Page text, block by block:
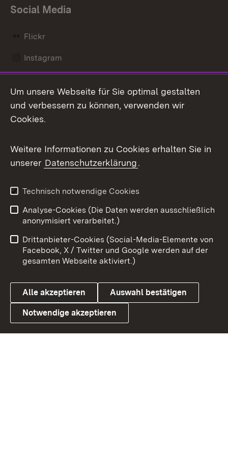
Social Media
Flickr
Instagram
Mastodon
Messenger
Social Wall
X / Twitter
Youtube
Link zum Landesportal
Benutzungshinweise
Barrierefreiheit
Datenschutz
Cookies
Um unsere Webseite für Sie optimal gestalten
und verbessern zu können, verwenden wir
Cookies.
Weitere Informationen zu Cookies erhalten Sie in
unserer Datenschutzerklärung.
Technisch notwendige Cookies
Analyse-Cookies (Die Daten werden ausschließlich
anonymisiert verarbeitet.)
Drittanbieter-Cookies (Social-Media-Elemente von
Facebook, X / Twitter und Google werden auf der
gesamten Webseite aktiviert.)
Alle akzeptieren Auswahl bestätigen
Notwendige akzeptieren